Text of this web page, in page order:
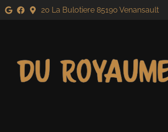
20 La Bulotiere 85190 Venansault